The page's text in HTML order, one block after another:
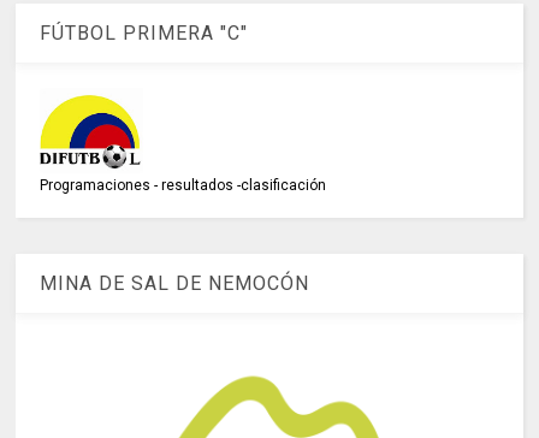
FÚTBOL PRIMERA "C"
Programaciones - resultados -clasificación
MINA DE SAL DE NEMOCÓN